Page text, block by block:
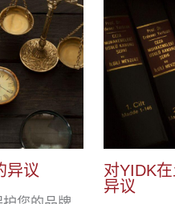
异议
对YIDK
异议